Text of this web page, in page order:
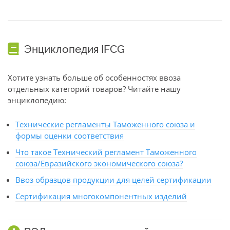
Энциклопедия IFCG
Хотите узнать больше об особенностях ввоза
отдельных категорий товаров? Читайте нашу
энциклопедию:
Технические регламенты Таможенного союза и
формы оценки соответствия
Что такое Технический регламент Таможенного
союза/Евразийского экономического союза?
Ввоз образцов продукции для целей сертификации
Сертификация многокомпонентных изделий